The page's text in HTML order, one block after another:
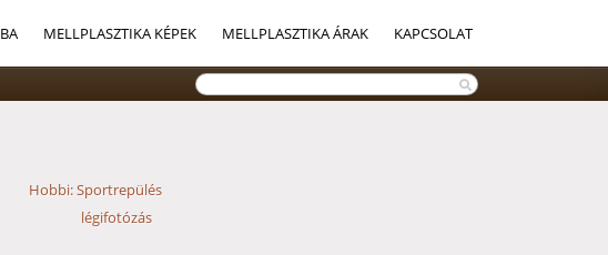
MELLPLASZTIKA KÉPEK MELLPLASZTIKA ÁRAK KAPCSOLAT
Hobbi: Sportrepülés
légifotózás